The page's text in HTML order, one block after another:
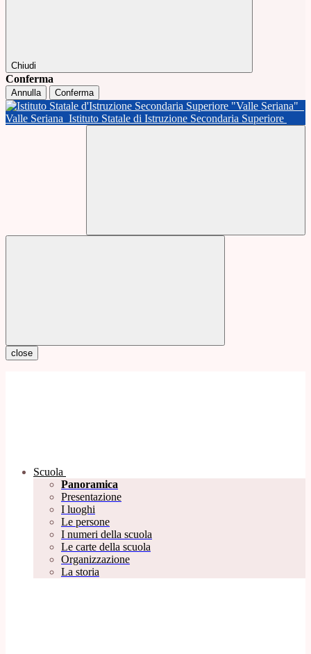
Chiudi
Conferma
Annulla Conferma
Valle Seriana Istituto Statale di Istruzione Secondaria Superiore
close
Scuola
Panoramica
Presentazione
I luoghi
Le persone
I numeri della scuola
Le carte della scuola
Organizzazione
La storia